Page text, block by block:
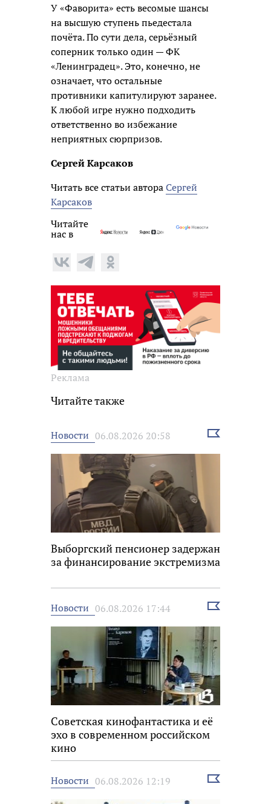
У «Фаворита» есть весомые шансы
на высшую ступень пьедестала
почёта. По сути дела, серьёзный
соперник только один — ФК
«Ленинградец». Это, конечно, не
означает, что остальные
противники капитулируют заранее.
К любой игре нужно подходить
ответственно во избежание
неприятных сюрпризов.
Сергей Карсаков
Читать все статьи автораСергей
Карсаков
Читайте
нас в
Реклама
Читайте также
Новости 06.08.2026 20:58
Выбрать
Выборгский пенсионер задержан
за финансирование экстремизма
Новости 06.08.2026 17:44
Выбрать
Советская кинофантастика и её
эхо в современном российском
кино
Новости 06.08.2026 12:19
Выбрать